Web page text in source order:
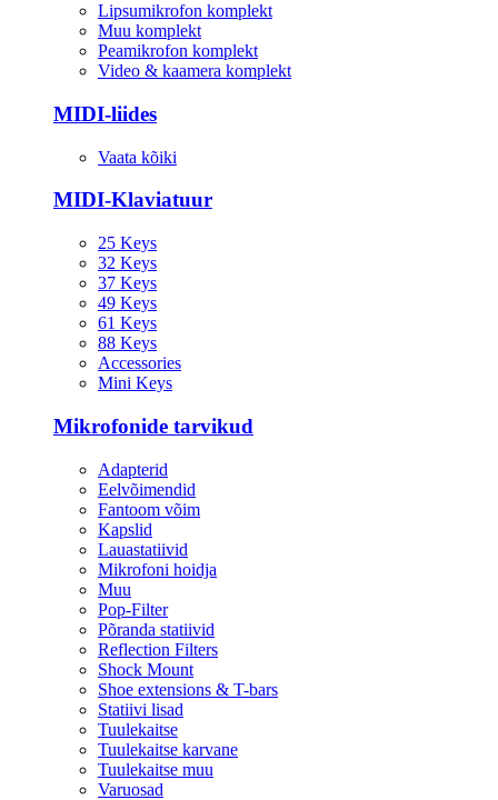
Lipsumikrofon komplekt
Muu komplekt
Peamikrofon komplekt
Video & kaamera komplekt
MIDI-liides
Vaata kõiki
MIDI-Klaviatuur
25 Keys
32 Keys
37 Keys
49 Keys
61 Keys
88 Keys
Accessories
Mini Keys
Mikrofonide tarvikud
Adapterid
Eelvõimendid
Fantoom võim
Kapslid
Lauastatiivid
Mikrofoni hoidja
Muu
Pop-Filter
Põranda statiivid
Reflection Filters
Shock Mount
Shoe extensions & T-bars
Statiivi lisad
Tuulekaitse
Tuulekaitse karvane
Tuulekaitse muu
Varuosad